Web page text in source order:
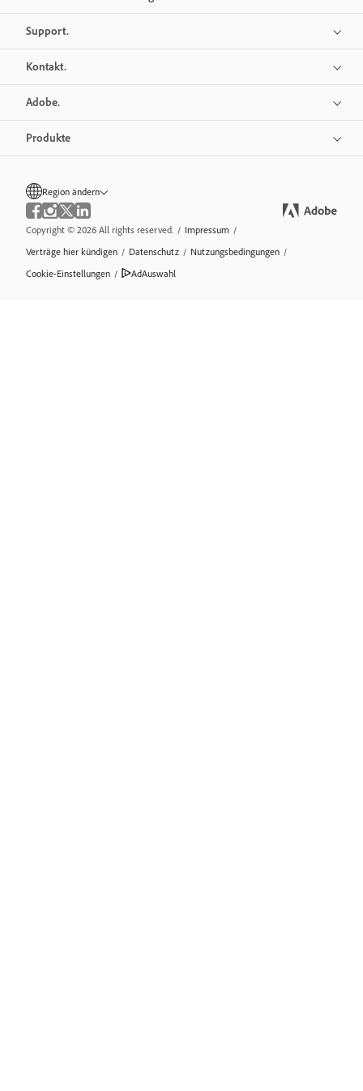
Support.
Kontakt.
Adobe.
Produkte
Region ändern
Copyright © 2026 All rights reserved. / Impressum /
Verträge hier kündigen / Datenschutz / Nutzungsbedingungen /
Cookie-Einstellungen / AdAuswahl